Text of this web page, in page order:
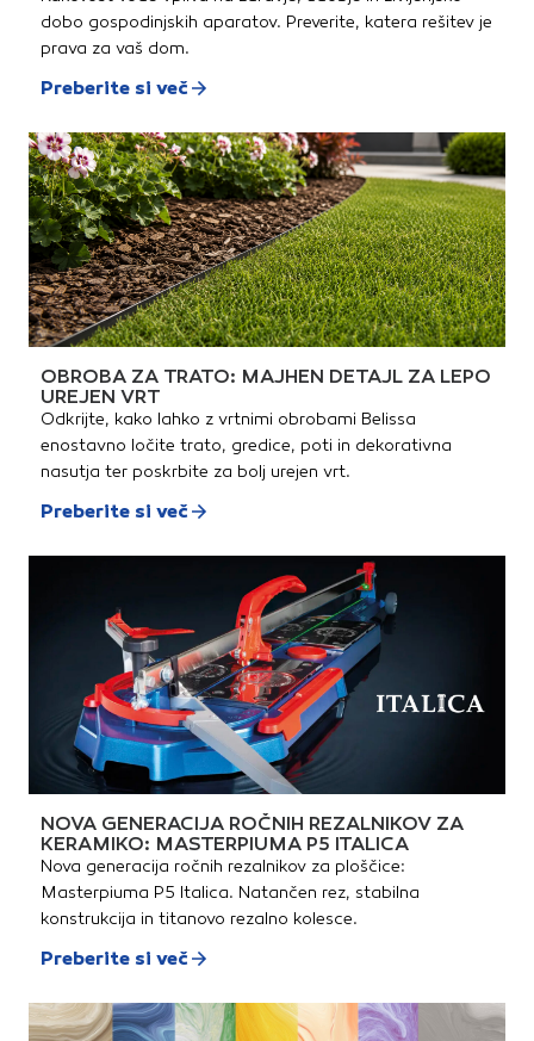
obremenitvami.
dobo gospodinjskih aparatov. Preverite, katera rešitev je
prava za vaš dom.
Preberite si več
OBROBA ZA TRATO: MAJHEN DETAJL ZA LEPO
UREJEN VRT
Odkrijte, kako lahko z vrtnimi obrobami Belissa
enostavno ločite trato, gredice, poti in dekorativna
nasutja ter poskrbite za bolj urejen vrt.
Preberite si več
NOVA GENERACIJA ROČNIH REZALNIKOV ZA
KERAMIKO: MASTERPIUMA P5 ITALICA
Nova generacija ročnih rezalnikov za ploščice:
Masterpiuma P5 Italica. Natančen rez, stabilna
konstrukcija in titanovo rezalno kolesce.
Preberite si več